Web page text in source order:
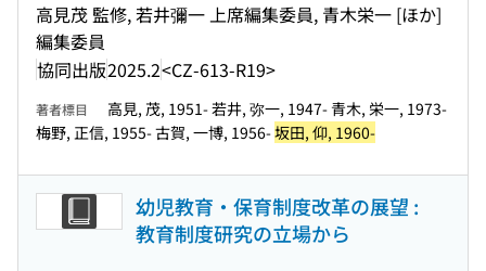
高見茂 監修, 若井彌一 上席編集委員, 青木栄一 [ほか]
編集委員
協同出版2025.2<CZ-613-R19>
著者標目
高見, 茂, 1951- 若井, 弥一, 1947- 青木, 栄一, 1973-
梅野, 正信, 1955- 古賀, 一博, 1956-坂田, 仰, 1960-
幼児教育・保育制度改革の展望 :
教育制度研究の立場から